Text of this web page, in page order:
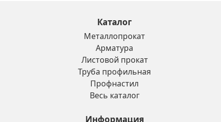
Каталог
Металлопрокат
Арматура
Листовой прокат
Труба профильная
Профнастил
Весь каталог
Информация